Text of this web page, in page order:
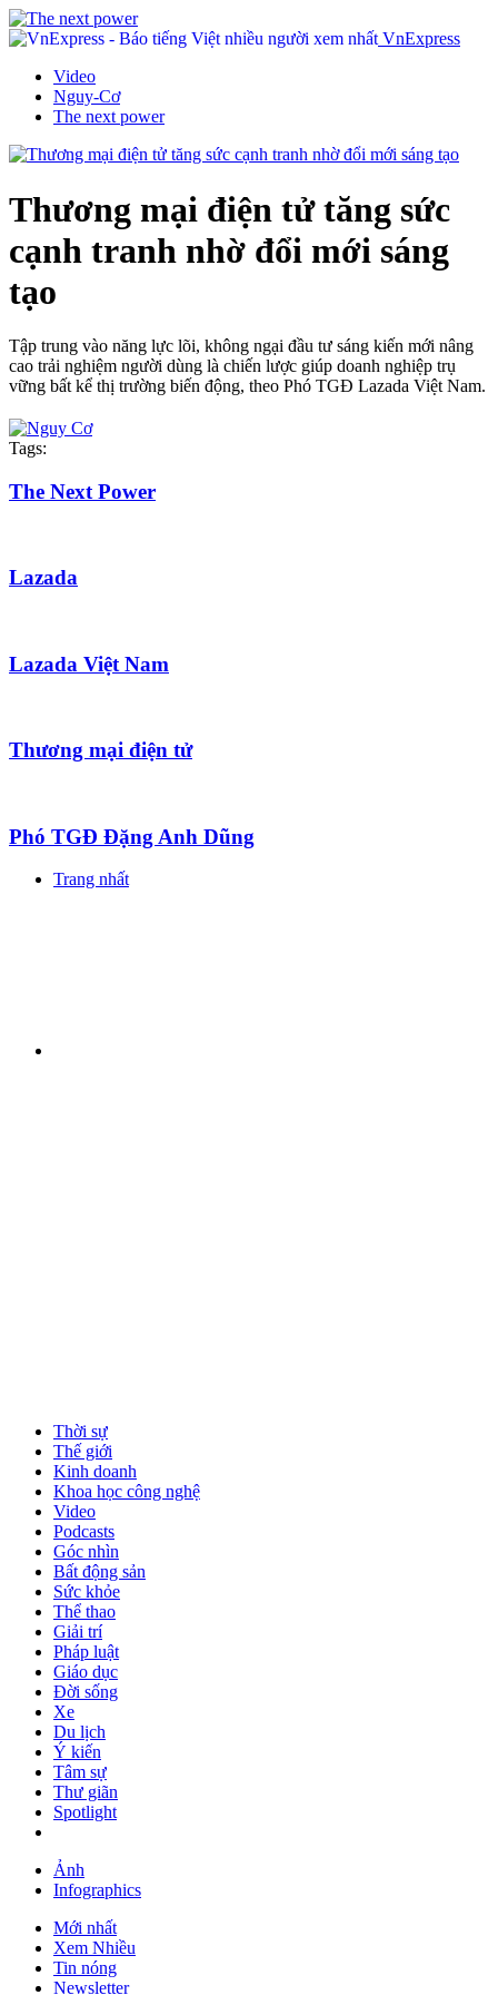
VnExpress
Video
Nguy-Cơ
The next power
Thương mại điện tử tăng sức
cạnh tranh nhờ đổi mới sáng
tạo
Tập trung vào năng lực lõi, không ngại đầu tư sáng kiến mới nâng
cao trải nghiệm người dùng là chiến lược giúp doanh nghiệp trụ
vững bất kể thị trường biến động, theo Phó TGĐ Lazada Việt Nam.
Tags:
The Next Power
Lazada
Lazada Việt Nam
Thương mại điện tử
Phó TGĐ Đặng Anh Dũng
Trang nhất
Thời sự
Thế giới
Kinh doanh
Khoa học công nghệ
Video
Podcasts
Góc nhìn
Bất động sản
Sức khỏe
Thể thao
Giải trí
Pháp luật
Giáo dục
Đời sống
Xe
Du lịch
Ý kiến
Tâm sự
Thư giãn
Spotlight
Ảnh
Infographics
Mới nhất
Xem Nhiều
Tin nóng
Newsletter